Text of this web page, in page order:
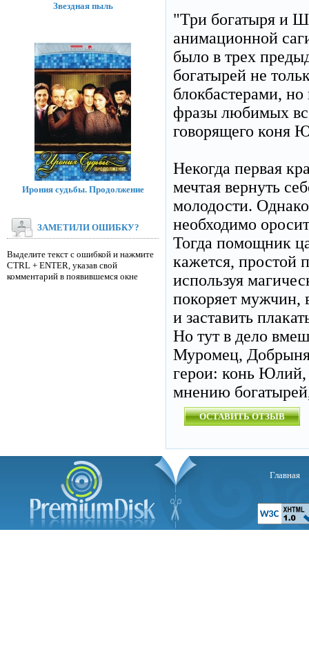
"Три богатыря и
анимационной
было в трех
богатырей не
блокбастерами,
фразы любимых
говорящего коня
Некогда первая
мечтая вернуть
молодости.
необходимо
Тогда помощник
кажется, простой
используя
покоряет мужчин,
и заставить
Но тут в дело
Муромец,
герои: конь Юлий,
мнению
ОСТАВИТЬ ОТЗЫВ
Звездная пыль
Ирония судьбы. Продолжение
ЗАМЕТИЛИ ОШИБКУ?
Выделите текст с ошибкой и нажмите
CTRL + ENTER, указав свой
комментарий в появившемся окне
Главная